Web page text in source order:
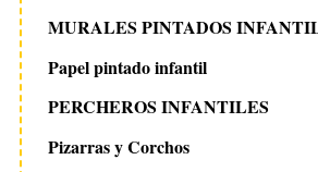
MURALES PINTADOS
Papel pintado infantil
PERCHEROS INFANTILES
Pizarras y Corchos